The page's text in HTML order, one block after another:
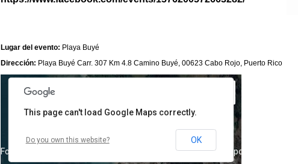
Lugar del evento: Playa Buyé
Dirección: Playa Buyé Carr. 307 Km 4.8 Camino Buyé, 00623 Cabo Rojo, Puerto Rico
For development purposes only For development purposes only
This page can't load Google Maps correctly.
Do you own this website? OK